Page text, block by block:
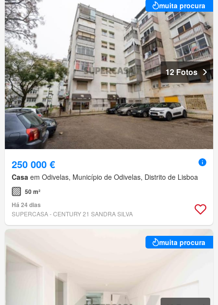
muita procura
12 Fotos
250 000 €
Casa em Odivelas, Município de Odivelas, Distrito de Lisboa
50 m²
Há 24 dias
SUPERCASA - CENTURY 21 SANDRA SILVA
muita procura